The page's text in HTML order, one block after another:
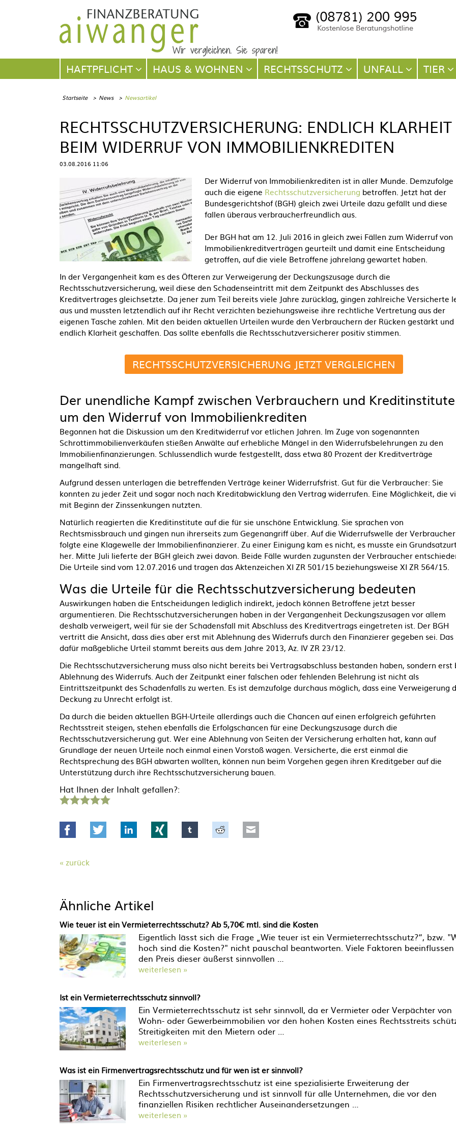
Navigation
überspringen
HAFTPFLICHT HAUS & WOHNEN RECHTSSCHUTZ UNFALL TIER
Startseite News Newsartikel
RECHTSSCHUTZVERSICHERUNG: ENDLICH KLARHEIT
BEIM WIDERRUF VON IMMOBILIENKREDITEN
03.08.2016 11:06
Der Widerruf von Immobilienkrediten ist in aller Munde. Demzufolge
auch die eigene Rechtsschutzversicherung betroffen. Jetzt hat der
Bundesgerichtshof (BGH) gleich zwei Urteile dazu gefällt und diese
fallen überaus verbraucherfreundlich aus.
Der BGH hat am 12. Juli 2016 in gleich zwei Fällen zum Widerruf von
Immobilienkreditverträgen geurteilt und damit eine Entscheidung
getroffen, auf die viele Betroffene jahrelang gewartet haben.
In der Vergangenheit kam es des Öfteren zur Verweigerung der Deckungszusage durch die
Rechtsschutzversicherung, weil diese den Schadenseintritt mit dem Zeitpunkt des Abschlusses des
Kreditvertrages gleichsetzte. Da jener zum Teil bereits viele Jahre zurücklag, gingen zahlreiche Versicherte
aus und mussten letztendlich auf ihr Recht verzichten beziehungsweise ihre rechtliche Vertretung aus der
eigenen Tasche zahlen. Mit den beiden aktuellen Urteilen wurde den Verbrauchern der Rücken gestärkt und
endlich Klarheit geschaffen. Das sollte ebenfalls die Rechtsschutzversicherer positiv stimmen.
RECHTSSCHUTZVERSICHERUNG JETZT VERGLEICHEN
Der unendliche Kampf zwischen Verbrauchern und
um den Widerruf von Immobilienkrediten
Begonnen hat die Diskussion um den Kreditwiderruf vor etlichen Jahren. Im Zuge von sogenannten
Schrottimmobilienverkäufen stießen Anwälte auf erhebliche Mängel in den Widerrufsbelehrungen zu den
Immobilienfinanzierungen. Schlussendlich wurde festgestellt, dass etwa 80 Prozent der Kreditverträge
mangelhaft sind.
Aufgrund dessen unterlagen die betreffenden Verträge keiner Widerrufsfrist. Gut für die Verbraucher: Sie
konnten zu jeder Zeit und sogar noch nach Kreditabwicklung den Vertrag widerrufen. Eine Möglichkeit, die
mit Beginn der Zinssenkungen nutzten.
Natürlich reagierten die Kreditinstitute auf die für sie unschöne Entwicklung. Sie sprachen von
Rechtsmissbrauch und gingen nun ihrerseits zum Gegenangriff über. Auf die Widerrufswelle der Verbraucher
folgte eine Klagewelle der Immobilienfinanzierer. Zu einer Einigung kam es nicht, es musste ein
her. Mitte Juli lieferte der BGH gleich zwei davon. Beide Fälle wurden zugunsten der Verbraucher
Die Urteile sind vom 12.07.2016 und tragen das Aktenzeichen XI ZR 501/15 beziehungsweise XI ZR 564/15.
Was die Urteile für die Rechtsschutzversicherung bedeuten
Auswirkungen haben die Entscheidungen lediglich indirekt, jedoch können Betroffene jetzt besser
argumentieren. Die Rechtsschutzversicherungen haben in der Vergangenheit Deckungszusagen vor allem
deshalb verweigert, weil für sie der Schadensfall mit Abschluss des Kreditvertrags eingetreten ist. Der BGH
vertritt die Ansicht, dass dies aber erst mit Ablehnung des Widerrufs durch den Finanzierer gegeben sei. Das
dafür maßgebliche Urteil stammt bereits aus dem Jahre 2013, Az. IV ZR 23/12.
Die Rechtsschutzversicherung muss also nicht bereits bei Vertragsabschluss bestanden haben, sondern erst
Ablehnung des Widerrufs. Auch der Zeitpunkt einer falschen oder fehlenden Belehrung ist nicht als
Eintrittszeitpunkt des Schadenfalls zu werten. Es ist demzufolge durchaus möglich, dass eine Verweigerung
Deckung zu Unrecht erfolgt ist.
Da durch die beiden aktuellen BGH-Urteile allerdings auch die Chancen auf einen erfolgreich geführten
Rechtsstreit steigen, stehen ebenfalls die Erfolgschancen für eine Deckungszusage durch die
Rechtsschutzversicherung gut. Wer eine Ablehnung von Seiten der Versicherung erhalten hat, kann auf
Grundlage der neuen Urteile noch einmal einen Vorstoß wagen. Versicherte, die erst einmal die
Rechtsprechung des BGH abwarten wollten, können nun beim Vorgehen gegen ihren Kreditgeber auf die
Unterstützung durch ihre Rechtsschutzversicherung bauen.
Hat Ihnen der Inhalt gefallen?:
Stern Sterne Sterne Sterne Sterne
Facebook Twitter LinkedIn tumblr Reddit
zurück
Ähnliche Artikel
Wie teuer ist ein Vermieterrechtsschutz? Ab 5,70€ mtl. sind die Kosten
Eigentlich lässt sich die Frage „Wie teuer ist ein Vermieterrechtsschutz?“, bzw.
hoch sind die Kosten?" nicht pauschal beantworten. Viele Faktoren beeinflussen
den Preis dieser äußerst sinnvollen …
weiterlesen »
Ist ein Vermieterrechtsschutz sinnvoll?
Ein Vermieterrechtsschutz ist sehr sinnvoll, da er Vermieter oder Verpächter von
Wohn- oder Gewerbeimmobilien vor den hohen Kosten eines Rechtsstreits
Streitigkeiten mit den Mietern oder …
weiterlesen »
Was ist ein Firmenvertragsrechtsschutz und für wen ist er sinnvoll?
Ein Firmenvertragsrechtsschutz ist eine spezialisierte Erweiterung der
Rechtsschutzversicherung und ist sinnvoll für alle Unternehmen, die vor den
finanziellen Risiken rechtlicher Auseinandersetzungen …
weiterlesen »